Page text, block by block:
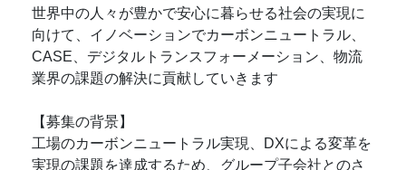
世界中の人々が豊かで安心に暮らせる社会の実現に
向けて、イノベーションでカーボンニュートラル、
CASE、デジタルトランスフォーメーション、物流
業界の課題の解決に貢献していきます
【募集の背景】
工場のカーボンニュートラル実現、DXによる変革を
実現の課題を達成するため、グループ子会社とのさ